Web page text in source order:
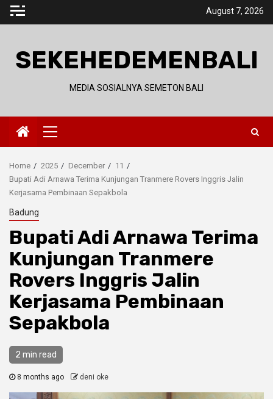
Skip
August 7, 2026
SEKEHEDEMENBALI
MEDIA SOSIALNYA SEMETON BALI
Primary
Menu
Home 2025 December
11
Bupati Adi Arnawa Terima Kunjungan Tranmere Rovers Inggris Jalin
Kerjasama Pembinaan Sepakbola
Badung
Bupati Adi Arnawa Terima
Kunjungan Tranmere
Rovers Inggris Jalin
Kerjasama Pembinaan
Sepakbola
2 min read
8 months ago deni oke